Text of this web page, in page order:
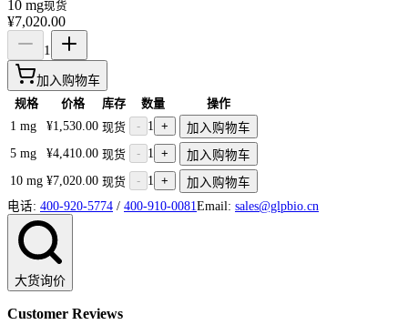
10 mg现货
¥7,020.00
1
加入购物车
规格 价格 库存 数量
操作
1 mg
¥1,530.00 现货 - 1 +
加入购物车
5 mg
¥4,410.00 现货 - 1 +
加入购物车
10 mg ¥7,020.00 现货 - 1 +
加入购物车
电话: 400-920-5774 / 400-910-0081 Email: sales@glpbio.cn
大货询价
Customer Reviews